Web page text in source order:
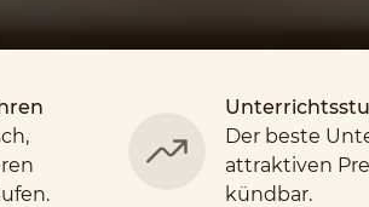
Der beste
attraktiven
kündbar.